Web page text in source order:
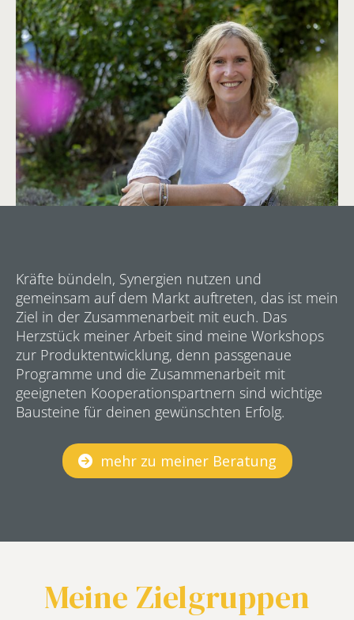
Kräfte bündeln, Synergien nutzen und
gemeinsam auf dem Markt auftreten, das ist mein
Ziel in der Zusammenarbeit mit euch. Das
Herzstück meiner Arbeit sind meine Workshops
zur Produktentwicklung, denn passgenaue
Programme und die Zusammenarbeit mit
geeigneten Kooperationspartnern sind wichtige
Bausteine für deinen gewünschten Erfolg.
mehr zu meiner Beratung
Meine Zielgruppen